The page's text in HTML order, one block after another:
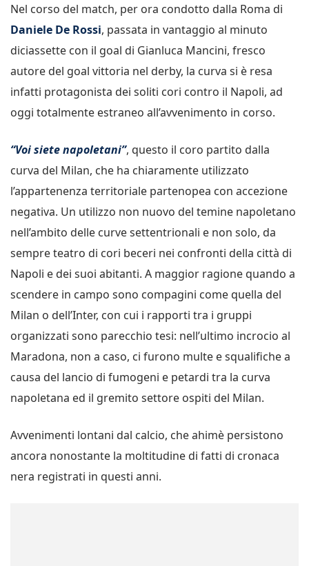
Nel corso del match, per ora condotto dalla Roma di
Daniele De Rossi, passata in vantaggio al minuto
diciassette con il goal di Gianluca Mancini, fresco
autore del goal vittoria nel derby, la curva si è resa
infatti protagonista dei soliti cori contro il Napoli, ad
oggi totalmente estraneo all’avvenimento in corso.
“Voi siete napoletani”, questo il coro partito dalla
curva del Milan, che ha chiaramente utilizzato
l’appartenenza territoriale partenopea con accezione
negativa. Un utilizzo non nuovo del temine napoletano
nell’ambito delle curve settentrionali e non solo, da
sempre teatro di cori beceri nei confronti della città di
Napoli e dei suoi abitanti. A maggior ragione quando a
scendere in campo sono compagini come quella del
Milan o dell’Inter, con cui i rapporti tra i gruppi
organizzati sono parecchio tesi: nell’ultimo incrocio al
Maradona, non a caso, ci furono multe e squalifiche a
causa del lancio di fumogeni e petardi tra la curva
napoletana ed il gremito settore ospiti del Milan.
Avvenimenti lontani dal calcio, che ahimè persistono
ancora nonostante la moltitudine di fatti di cronaca
nera registrati in questi anni.